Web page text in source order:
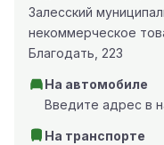
Залесский
некоммерческое
Благодать, 223
На автомобиле
Введите адрес в
На транспорте